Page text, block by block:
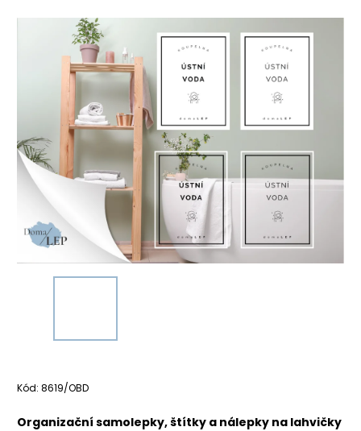
Kód: 8619/OBD
Organizační samolepky, štítky a nálepky na lahvičky